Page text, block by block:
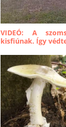
VIDEÓ: A
kisfiúnak. Így